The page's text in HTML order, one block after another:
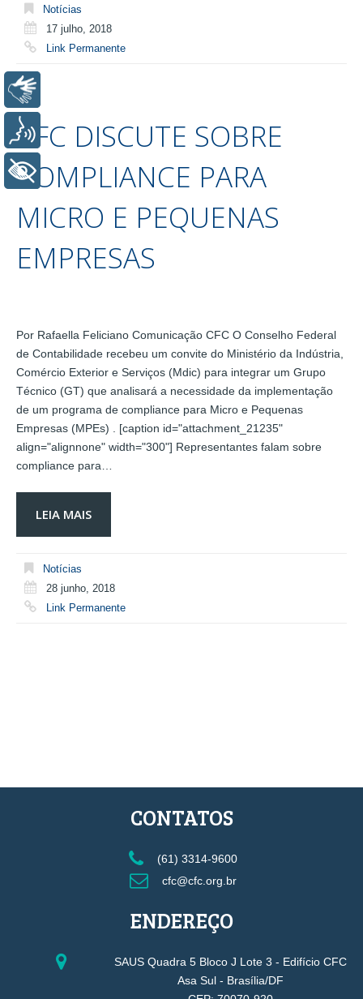
Notícias
17 julho, 2018
Link Permanente
CFC DISCUTE SOBRE
COMPLIANCE PARA
MICRO E PEQUENAS
EMPRESAS
Por Rafaella Feliciano Comunicação CFC O Conselho Federal
de Contabilidade recebeu um convite do Ministério da Indústria,
Comércio Exterior e Serviços (Mdic) para integrar um Grupo
Técnico (GT) que analisará a necessidade da implementação
de um programa de compliance para Micro e Pequenas
Empresas (MPEs) . [caption id="attachment_21235"
align="alignnone" width="300"] Representantes falam sobre
compliance para…
LEIA MAIS
Notícias
28 junho, 2018
Link Permanente
CONTATOS
(61) 3314-9600
cfc@cfc.org.br
ENDEREÇO
SAUS Quadra 5 Bloco J Lote 3 - Edifício CFC
Asa Sul - Brasília/DF
Voz
+ Acessibilidade